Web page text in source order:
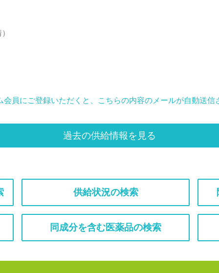
会員にご登録いただくと、こちらの内容のメールが自動送信
過去の供給情報を見る
供給状況の検索
同成分を含む医薬品の検索